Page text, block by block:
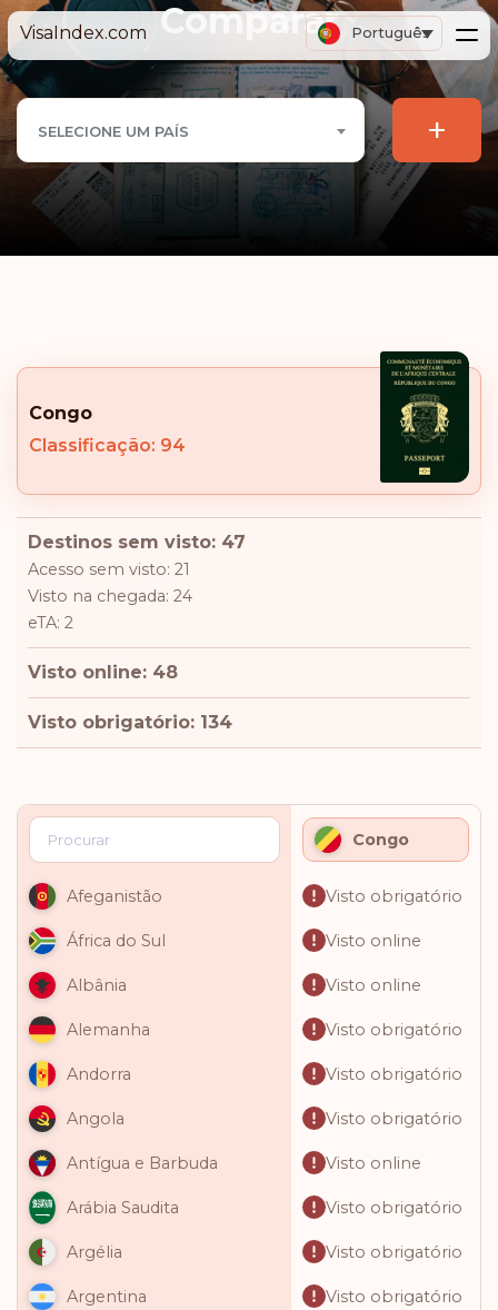
VisaIndex.com Português
Comparar
SELECIONE UM PAÍS +
Congo
Classificação: 94
Destinos sem visto: 47
Acesso sem visto: 21
Visto na chegada: 24
eTA: 2
Visto online: 48
Visto obrigatório: 134
Congo
Afeganistão Visto obrigatório
África do Sul Visto online
Albânia Visto online
Alemanha Visto obrigatório
Andorra Visto obrigatório
Angola Visto obrigatório
Antígua e Barbuda Visto online
Arábia Saudita Visto obrigatório
Argélia Visto obrigatório
Argentina Visto obrigatório